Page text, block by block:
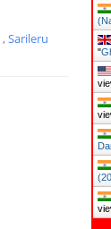
,Sarileru
"